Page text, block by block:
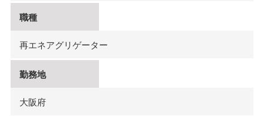
職種
再エネアグリゲーター
勤務地
大阪府